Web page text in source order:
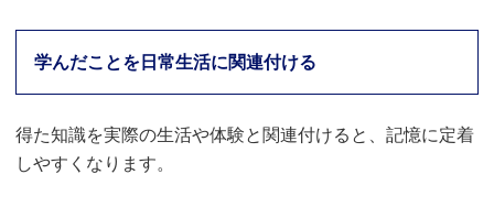
学んだことを日常生活に関連付ける
得た知識を実際の生活や体験と関連付けると、記憶に定着
しやすくなります。